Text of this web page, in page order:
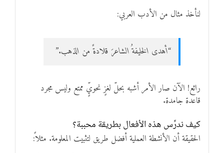
لنأخذ مثال من الأدب العربي:
“أهدى الخليفةُ الشاعرَ قلادةً من الذهب.”
رائع! الآن صار الأمر أشبه بحلّ لغزٍ نحويٍّ ممتع وليس مجرد
قاعدة جامدة.
كيف ندرِّس هذه الأفعال بطريقة محببة؟
الحقيقة أن الأنشطة العملية أفضل طريق لتثبيت المعلومة. مثلاً: